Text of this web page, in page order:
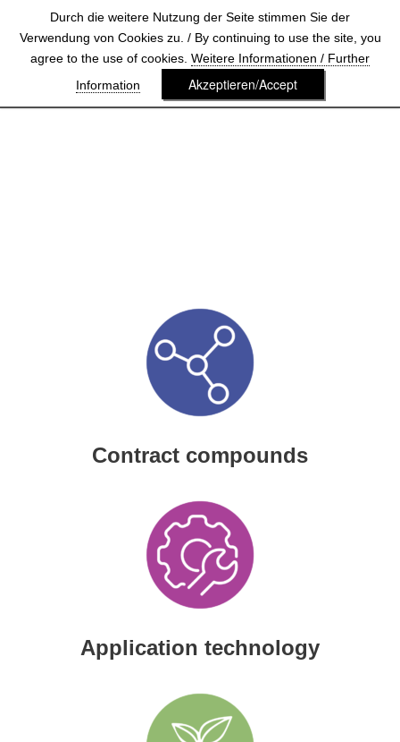
Contract compounds
Application technology
Durch die weitere Nutzung der Seite stimmen Sie der
Verwendung von Cookies zu. / By continuing to use the site, you
agree to the use of cookies. Weitere Informationen / Further
Information
Akzeptieren/Accept